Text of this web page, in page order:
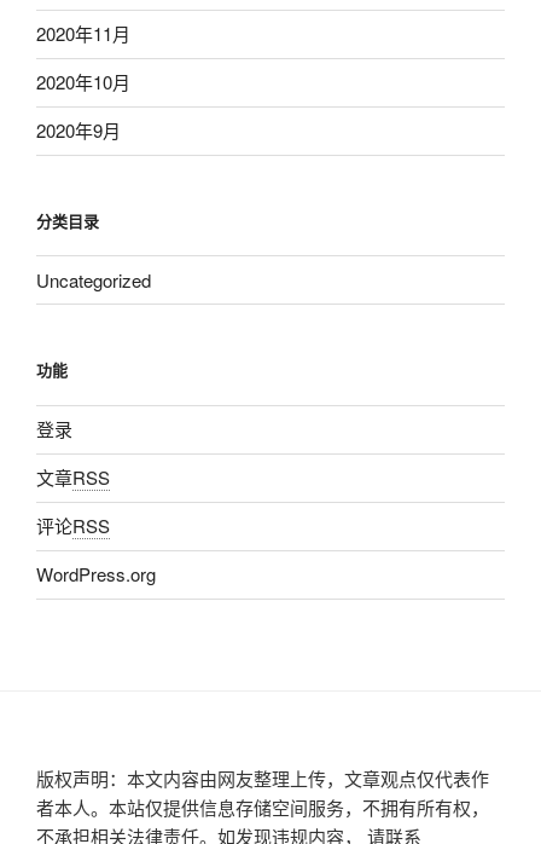
2020年11月
2020年10月
2020年9月
分类目录
Uncategorized
功能
登录
文章RSS
评论RSS
WordPress.org
版权声明：本文内容由网友整理上传，文章观点仅代表作
者本人。本站仅提供信息存储空间服务，不拥有所有权，
不承担相关法律责任。如发现违规内容， 请联系